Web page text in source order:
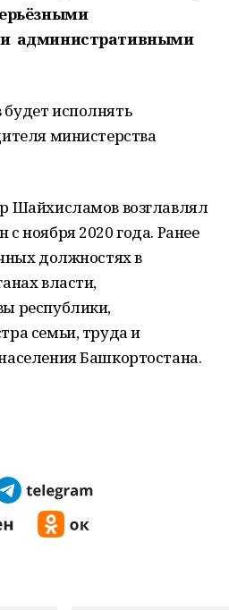
и административными
исполнять
министерства
Шайхисламов возглавлял
ноября 2020 года. Ранее
должностях в
власти,
республики,
семьи, труда и
Башкортостана.